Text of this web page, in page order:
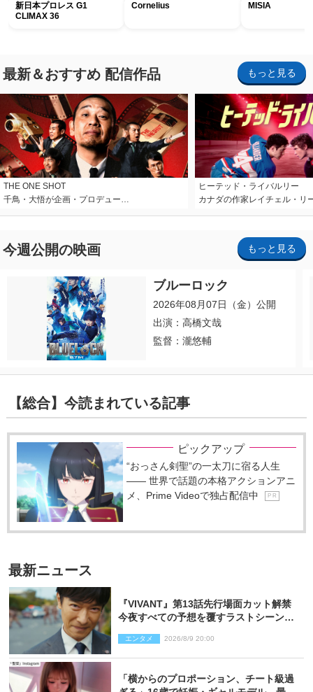
新日本プロレス G1
CLIMAX 36
Cornelius MISIA
最新＆おすすめ 配信作品 もっと見る
THE ONE SHOT
千鳥・大悟が企画・プロデュー…
ヒーテッド・ライバルリー
カナダの作家レイチェル・リ
今週公開の映画 もっと見る
ブルーロック
2026年08月07日（金）公開
出演：高橋文哉
監督：瀧悠輔
【総合】今読まれている記事
ピックアップ
“おっさん剣聖”の一太刀に宿る人生
―― 世界で話題の本格アクションアニ
メ、Prime Videoで独占配信中
P R
最新ニュース
『VIVANT』第13話先行場面カット解禁
今夜すべての予想を覆すラストシーン
エンタメ 2026/8/9 20:00
「横からのプロポーション、チート級過